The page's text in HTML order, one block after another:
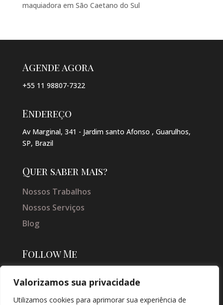
Valorizamos sua privacidade
Utilizamos cookies para aprimorar sua experiência de
maquiadora em São Caetano do Sul
Agende agora
+55 11 98807-7322
Endereço
Av Marginal, 341 - Jardim santo Afonso , Guarulhos,
SP, Brazil
Quer saber mais?
Nossos Trabalhos
Nossos Serviços
Blog
Follow Me